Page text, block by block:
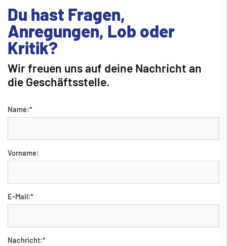
Du hast Fragen,
Anregungen, Lob oder
Kritik?
Wir freuen uns auf deine Nachricht an
die Geschäftsstelle.
Name:*
Vorname:
E-Mail:*
Nachricht:*